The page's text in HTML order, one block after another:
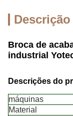
Broca de
industrial
Descrições do
máquinas
Material